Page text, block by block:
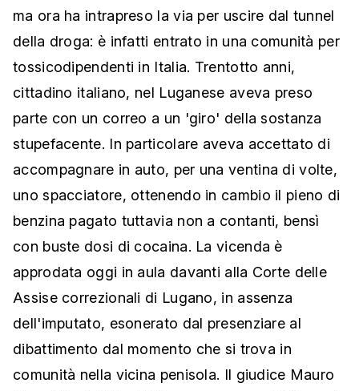
ma ora ha intrapreso la via per uscire dal tunnel
della droga: è infatti entrato in una comunità per
tossicodipendenti in Italia. Trentotto anni,
cittadino italiano, nel Luganese aveva preso
parte con un correo a un 'giro' della sostanza
stupefacente. In particolare aveva accettato di
accompagnare in auto, per una ventina di volte,
uno spacciatore, ottenendo in cambio il pieno di
benzina pagato tuttavia non a contanti, bensì
con buste dosi di cocaina. La vicenda è
approdata oggi in aula davanti alla Corte delle
Assise correzionali di Lugano, in assenza
dell'imputato, esonerato dal presenziare al
dibattimento dal momento che si trova in
comunità nella vicina penisola. Il giudice Mauro